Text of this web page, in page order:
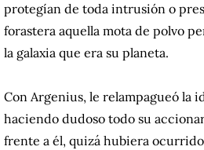
protegían de toda intrusión o
forastera aquella mota de polvo
la galaxia que era su planeta.
Con Argenius, le relampagueó la
haciendo dudoso todo su
frente a él, quizá hubiera